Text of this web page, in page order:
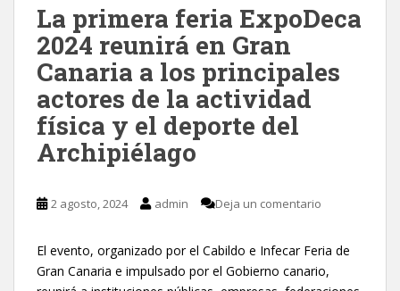
La primera feria ExpoDeca
2024 reunirá en Gran
Canaria a los principales
actores de la actividad
física y el deporte del
Archipiélago
2 agosto, 2024 admin Deja un comentario
El evento, organizado por el Cabildo e Infecar Feria de
Gran Canaria e impulsado por el Gobierno canario,